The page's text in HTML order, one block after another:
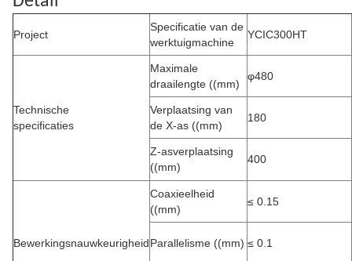
Project
Specificatie van de
werktuigmachine
YCIC300HT
Technische
specificaties
Maximale
draailengte ((mm)
φ480
Verplaatsing van
de X-as ((mm)
180
Z-asverplaatsing
((mm)
400
Bewerkingsnauwkeurigheid
Coaxieelheid
((mm)
≤ 0.15
Parallelisme ((mm) ≤ 0.1